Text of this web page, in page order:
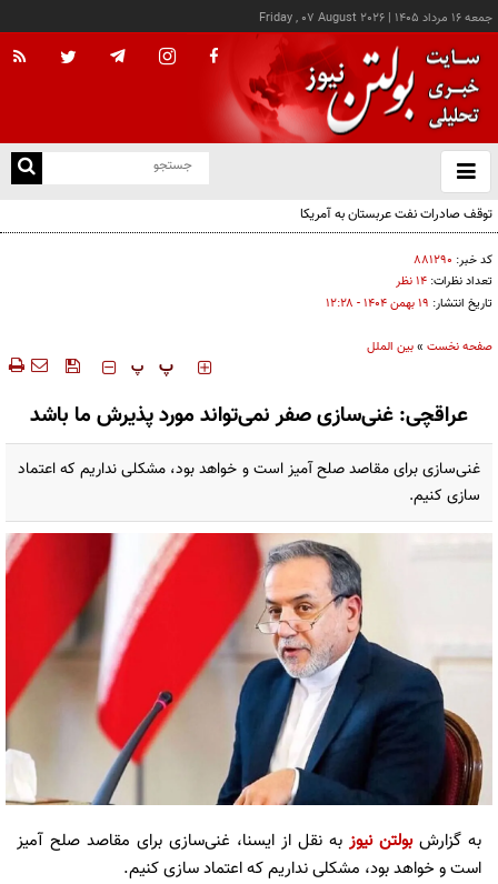
جمعه ۱۶ مرداد ۱۴۰۵ |
Friday , 07 August 2026
باز
و
توقف صادرات نفت عربستان به آمریکا
کد خبر: ۸۸۱۲۹۰
تعداد نظرات: ۱۴ نظر
تاریخ انتشار: ۱۹ بهمن ۱۴۰۴ - ۱۲:۲۸
صفحه نخست »بین الملل
‍‍‍ پ پ
عراقچی: غنی‌سازی صفر نمی‌تواند مورد پذیرش ما باشد
غنی‌سازی برای مقاصد صلح آمیز است و خواهد بود، مشکلی نداریم که اعتماد
سازی کنیم.
به گزارشبولتن نیوز به نقل از ایسنا، غنی‌سازی برای مقاصد صلح آمیز
است و خواهد بود، مشکلی نداریم که اعتماد سازی کنیم.